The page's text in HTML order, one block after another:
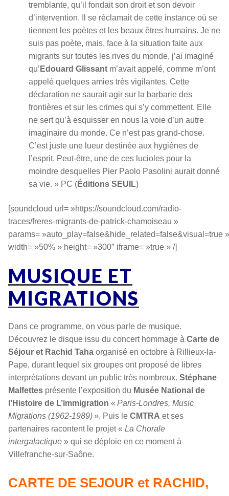
tremblante, qu’il fondait son droit et son devoir
d’intervention. Il se réclamait de cette instance où se
tiennent les poètes et les beaux êtres humains. Je ne
suis pas poète, mais, face à la situation faite aux
migrants sur toutes les rives du monde, j’ai imaginé
qu’ Edouard Glissant m’avait appelé, comme m’ont
appelé quelques amies très vigilantes. Cette
déclaration ne saurait agir sur la barbarie des
frontières et sur les crimes qui s’y commettent. Elle
ne sert qu’à esquisser en nous la voie d’un autre
imaginaire du monde. Ce n’est pas grand-chose.
C’est juste une lueur destinée aux hygiènes de
l’esprit. Peut-être, une de ces lucioles pour la
moindre desquelles Pier Paolo Pasolini aurait donné
sa vie. » PC (Éditions SEUIL)
[soundcloud url= »https://soundcloud.com/radio-
traces/freres-migrants-de-patrick-chamoiseau »
params= »auto_play=false&hide_related=false&visual=true »
width= »50% » height= »300″ iframe= »true » /]
MUSIQUE ET
MIGRATIONS
Dans ce programme, on vous parle de musique.
Découvrez le disque issu du concert hommage à Carte de
Séjour et Rachid Taha organisé en octobre à Rillieux-la-
Pape, durant lequel six groupes ont proposé de libres
interprétations devant un public très nombreux. Stéphane
Malfettes présente l’exposition du Musée National de
l’Histoire de L’immigration « Paris-Londres, Music
Migrations (1962-1989)». Puis le CMTRA et ses
partenaires racontent le projet « La Chorale
intergalactique » qui se déploie en ce moment à
Villefranche-sur-Saône.
CARTE DE SEJOUR et RACHID,